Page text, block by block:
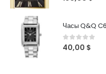
Часы Q&Q
0 out of 5
40,00 $